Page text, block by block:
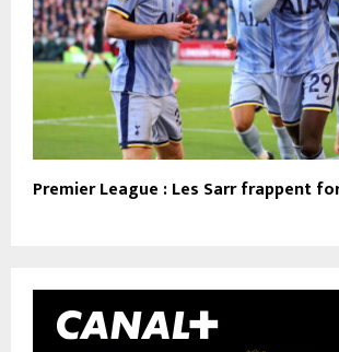
Premier League : Les Sarr frappent